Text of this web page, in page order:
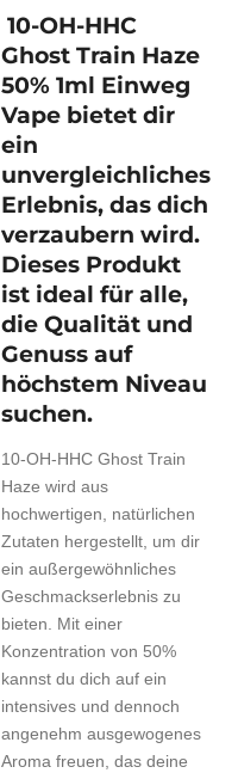
10-OH-HHC
Ghost Train Haze
50% 1ml Einweg
Vape bietet dir
ein
unvergleichliches
Erlebnis, das dich
verzaubern wird.
Dieses Produkt
ist ideal für alle,
die Qualität und
Genuss auf
höchstem Niveau
suchen.
10-OH-HHC Ghost Train
Haze wird aus
hochwertigen, natürlichen
Zutaten hergestellt, um dir
ein außergewöhnliches
Geschmackserlebnis zu
bieten. Mit einer
Konzentration von 50%
kannst du dich auf ein
intensives und dennoch
angenehm ausgewogenes
Aroma freuen, das deine